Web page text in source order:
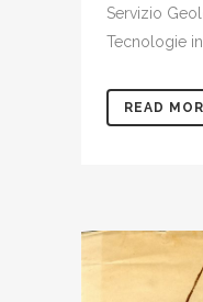
Servizio
Tecnologie
READ